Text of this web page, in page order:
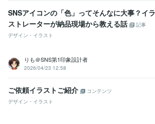
SNSアイコンの「色」ってそんなに大事？イラ
ストレーターが納品現場から教える話
記事
デザイン・イラスト
りも＠SNS第1印象設計者
2026/04/23 12:58
ご依頼イラストご紹介
コンテンツ
デザイン・イラスト